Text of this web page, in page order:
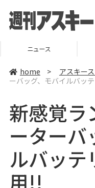
ニュース
home > アスキー
ーバッグ、モバイルバッ
新感覚ラ
ーターバ
ルバッテ
用!!